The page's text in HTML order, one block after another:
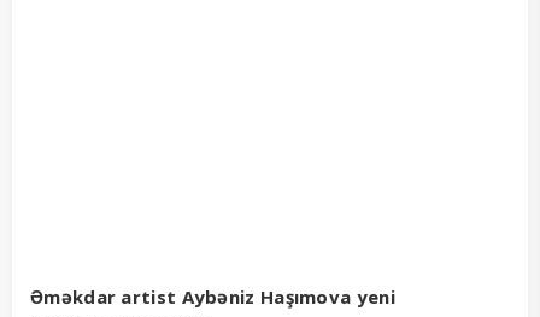
Əməkdar artist Aybəniz Haşımova yeni